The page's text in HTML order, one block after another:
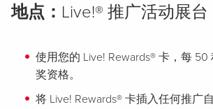
地点： Live!® 推广活动展台
使用您的 Live! Rewards® 卡，每
奖资格。
将 Live! Rewards® 卡插入任何推广